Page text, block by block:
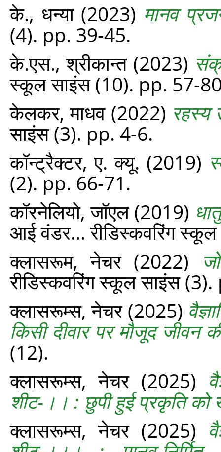
के., धन्या(2023) मानव
(4). pp. 39-45.
के.एस., श्रीकान्‍त(2023)
स्‍कूल साइंस (10). pp. 57-
केलकर, माधव(2022) रहस्य
साइंस (3). pp. 4-6.
कॉन्ट्रैक्‍टर, ए. क्‍यू. (2019)
(2). pp. 66-71.
कॉरनेलियो, जॉएल (2019)
आई वंडर... रीडिस्‍कवरिंग
क्लासरूम, नेचर(2022)
रीडिस्‍कवरिंग स्‍कूल साइंस
क्लासरूम्‍स, नेचर(2025)
किसी दीवार पर मौजूद जीवन
(12).
क्लासरूम्‍स, नेचर(2025)
शीट-।। : छुपी हुई प्रकृति को
क्लासरूम्‍स, नेचर(2025)